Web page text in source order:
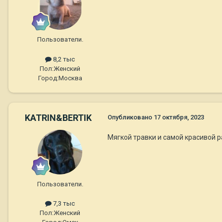
Пользователи.
8,2 тыс
Пол:Женский
Город:Москва
KATRIN&BERTIK
Пользователи.
7,3 тыс
Пол:Женский
Опубликовано 17 октября, 2023
Мягкой травки и самой красивой